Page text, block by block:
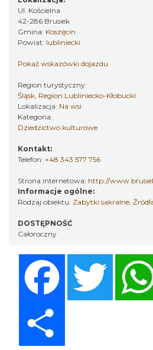
Ul. Kościelna
42-286 Brusiek
Gmina: Koszęcin
Powiat: lubliniecki
Pokaż wskazówki dojazdu
Region turystyczny:
Śląsk, Region Lubliniecko-Kłobucki
Lokalizacja: Na wsi
Kategoria:
Dziedzictwo kulturowe
Kontakt:
Telefon: +48 343 577 756
Strona internetowa: http://
Informacje ogólne:
Rodzaj obiektu: Zabytki sakralne,
DOSTĘPNOŚĆ
Całoroczny
Twitter